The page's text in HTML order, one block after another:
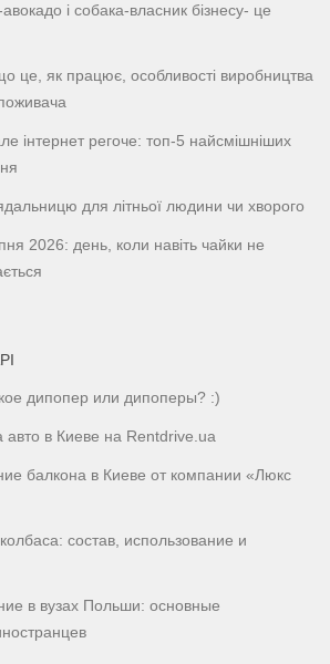
авокадо і собака-власник бізнесу- це
це, як працює, особливості виробництва
інтернет регоче: топ-5 найсмішніших
для літньої людини чи хворого
2026: день, коли навіть чайки не
дипопер или дипоперы? :)
авто в Киеве на Rentdrive.ua
балкона в Киеве от компании «Люкс
состав, использование и
в вузах Польши: основные